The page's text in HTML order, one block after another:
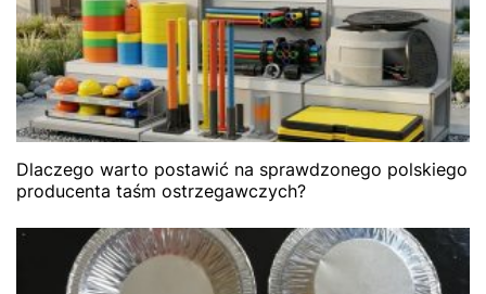
Dlaczego warto postawić na sprawdzonego polskiego
producenta taśm ostrzegawczych?